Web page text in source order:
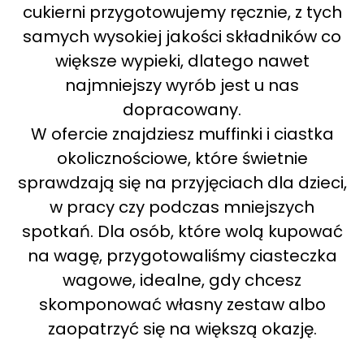
cukierni przygotowujemy ręcznie, z tych
samych wysokiej jakości składników co
większe wypieki, dlatego nawet
najmniejszy wyrób jest u nas
dopracowany.
W ofercie znajdziesz muffinki i ciastka
okolicznościowe, które świetnie
sprawdzają się na przyjęciach dla dzieci,
w pracy czy podczas mniejszych
spotkań. Dla osób, które wolą kupować
na wagę, przygotowaliśmy ciasteczka
wagowe, idealne, gdy chcesz
skomponować własny zestaw albo
zaopatrzyć się na większą okazję.